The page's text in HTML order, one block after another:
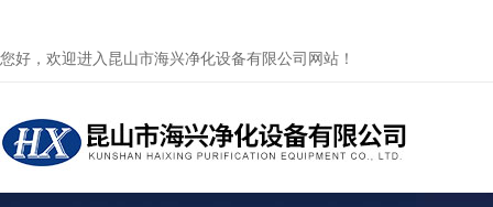
您好，欢迎进入昆山市海兴净化设备有限公司网站！